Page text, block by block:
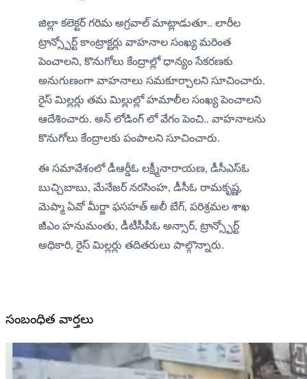
జిల్లా కలెక్టర్ గరిమ అగ్రవాల్ మాట్లాడుతూ.. లారీల
ట్రాన్స్పోర్ట్ కాంట్రాక్టర్లు వాహనాల సంఖ్య మరింత
పెంచాలని, కొనుగోలు కేంద్రాల్లో ధాన్యం సేకరణకు
అనుగుణంగా వాహనాలు సమకూర్చాలని సూచించారు.
రైస్ మిల్లర్లు తమ మిల్లుల్లో హమాలీల సంఖ్య పెంచాలని
ఆదేశించారు. అన్ లోడింగ్ లో వేగం పెంచి.. వాహనాలను
కొనుగోలు కేంద్రాలకు పంపాలని సూచించారు.
ఈ సమావేశంలో డీఆర్డీఓ లక్ష్మీనారాయణ, డీసీఎస్ఓ
బుచ్చిబాబు, మేనేజర్ నరసింహ, డీసీఓ రామకృష్ణ,
మెప్మా ఏవో మీర్జా ఫసహత్ అలీ బేగ్, పరిశ్రమల శాఖ
జీఎం హనుమంతు, డీటీసీపీఓ అన్సార్, ట్రాన్స్పోర్ట్
అధికారి, రైస్ మిల్లర్లు తదితరులు పాల్గొన్నారు.
సంబంధిత వార్తలు